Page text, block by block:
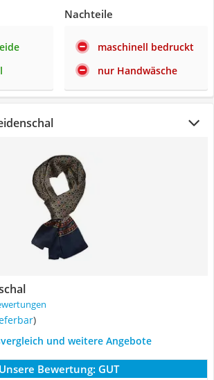
Nachteile
maschinell bedruckt
nur Handwäsche
)
und weitere Angebote
Unsere Bewertung: GUT